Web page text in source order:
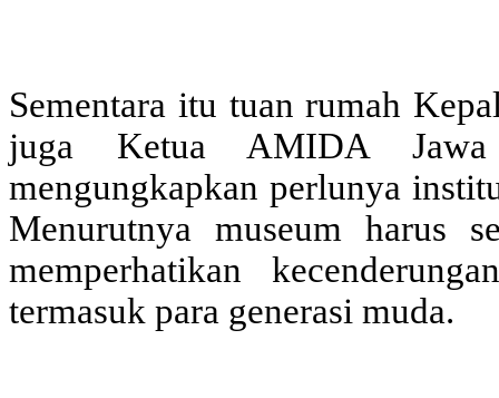
Sementara itu tuan rumah
juga Ketua AMIDA
mengungkapkan perlunya
Menurutnya museum harus
memperhatikan
termasuk para generasi muda.